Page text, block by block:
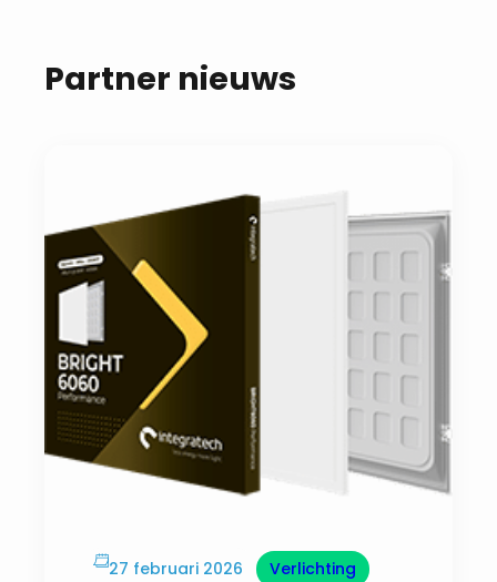
Partner nieuws
27 februari 2026 Verlichting